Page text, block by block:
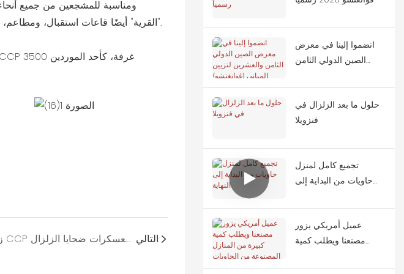
ومناسبة للمشجعين من جميع
"القرية" أيضًا قاعات استقبال، ومطاعم، ودورات مياه عامة، ومناطق خدمات، جميعها مبنية من حاويات. وتتميز كل منطقة بألوانها المميزة.
2023 زلزال تركيا ، توفر CCP منازل الحاويات لبناء معسكرات ضحايا الزلزال التالي
انضموا إلينا في معرض
الصين الدولي الثامن
(غوانغتشو)
حلول ما بعد الزلزال في
فنزويلا
تجميع كامل لمنزل
حاويات من البداية إلى
عميل أمريكي يزور
مصنعنا ويطلب كمية
المصنوعة من الحاويات